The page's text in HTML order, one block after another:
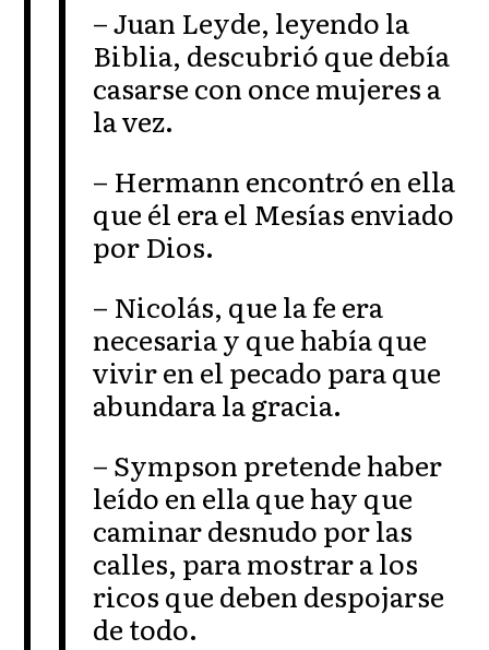
– Juan Leyde, leyendo la
Biblia, descubrió que debía
casarse con once mujeres a
la vez.
– Hermann encontró en ella
que él era el Mesías enviado
por Dios.
– Nicolás, que la fe era
necesaria y que había que
vivir en el pecado para que
abundara la gracia.
– Sympson pretende haber
leído en ella que hay que
caminar desnudo por las
calles, para mostrar a los
ricos que deben despojarse
de todo.